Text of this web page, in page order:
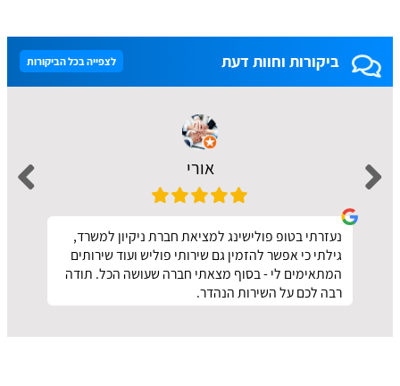
ביקורות וחוות דעת לצפייה בכל הביקורות
אורי
נעזרתי בטופ פולישינג למציאת חברת ניקיון למשרד,
גילתי כי אפשר להזמין גם שירותי פוליש ועוד שירותים
המתאימים לי - בסוף מצאתי חברה שעושה הכל. תודה
רבה לכם על השירות הנהדר.